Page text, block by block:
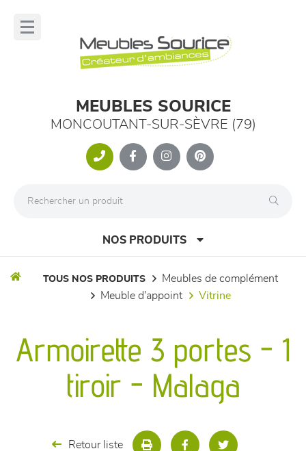
MEUBLES SOURICE
MONCOUTANT-SUR-SÈVRE (79)
NOS PRODUITS
séjours
meubles de complément
TOUS NOS PRODUITS
meubles de complément
meuble d'appoint
vitrine
Armoirette 3 portes - 1
tiroir - Malaga
Retour liste